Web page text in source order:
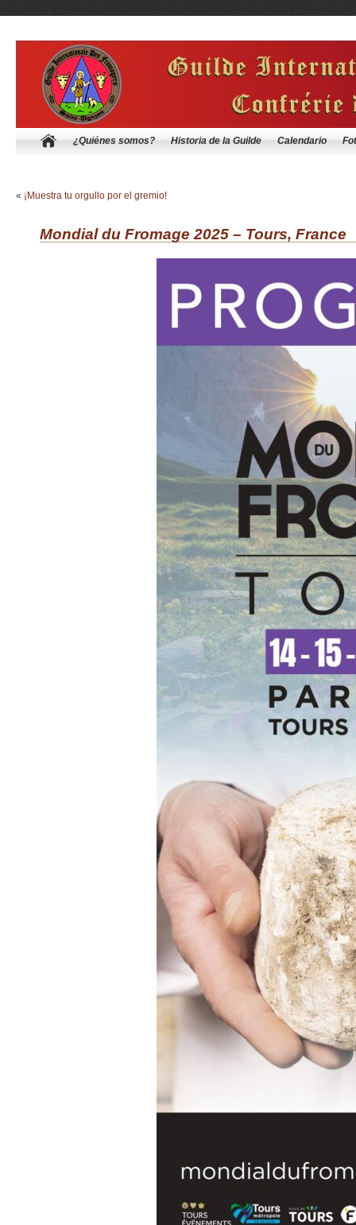
¿Quiénes somos? Historia de la Guilde Calendario
« ¡Muestra tu orgullo por el gremio!
Mondial du Fromage 2025 – Tours, France